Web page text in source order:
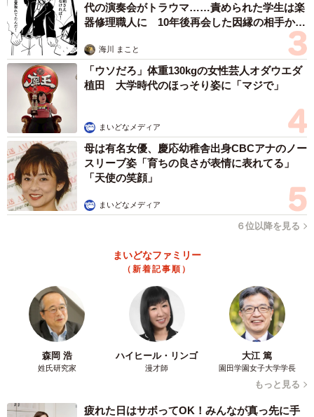
代の演奏会がトラウマ……責められた学生は楽
器修理職人に 10年後再会した因縁の相手から
海川 まこと
「ウソだろ」体重130kgの女性芸人オダウエダ
植田 大学時代のほっそり姿に「マジで」
まいどなメディア
母は有名女優、慶応幼稚舎出身CBCアナのノー
スリーブ姿「育ちの良さが表情に表れてる」
「天使の笑顔」
まいどなメディア
６位以降を見る
まいどなファミリー
（新着記事順）
森岡 浩
姓氏研究家
ハイヒール・リンゴ
漫才師
大江 篤
園田学園女子大学学長
もっと見る
疲れた日はサボってOK！みんなが真っ先に手